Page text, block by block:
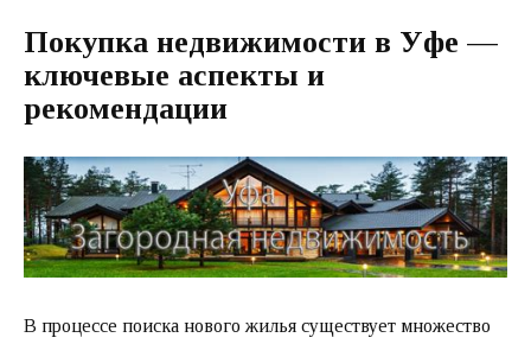
Покупка недвижимости в Уфе —
ключевые аспекты и
рекомендации
В процессе поиска нового жилья существует множество